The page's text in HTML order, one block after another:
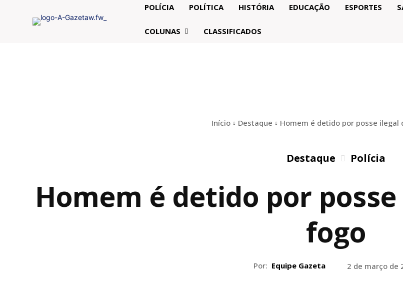
POLÍCIA POLÍTICA HISTÓRIA EDUCAÇÃO ESPORTES
COLUNAS CLASSIFICADOS
Início Destaque Homem é detido por posse ilegal
Destaque Polícia
Homem é detido por
fogo
Por: Equipe Gazeta 2 de março de